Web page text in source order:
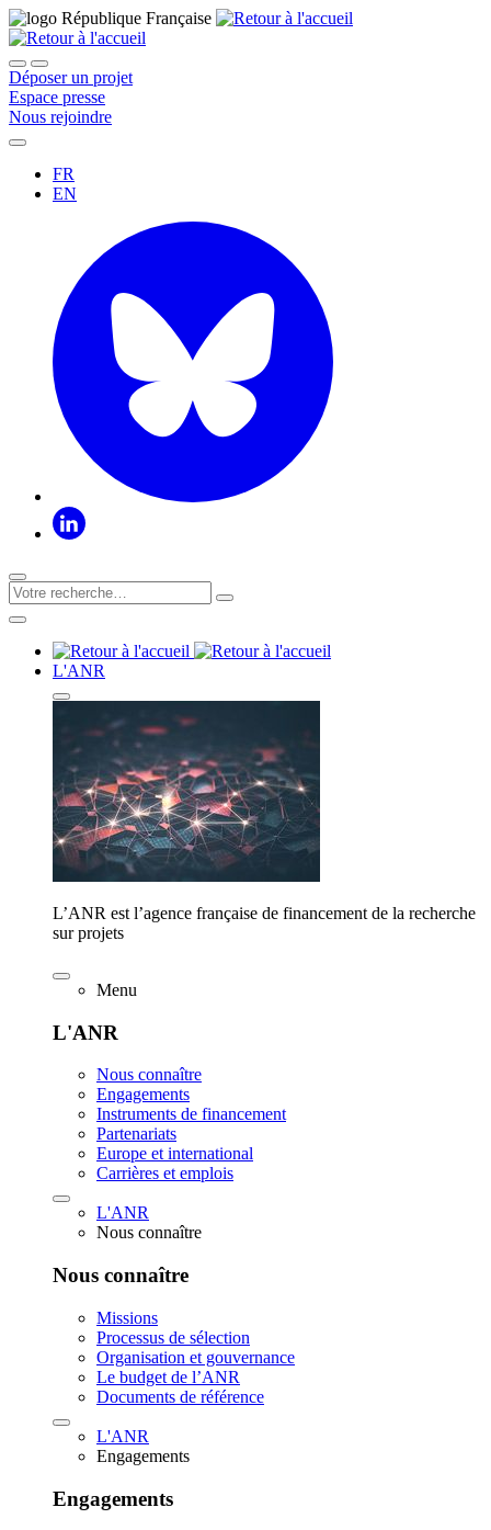
Déposer un projet
Espace presse
Nous rejoindre
FR
EN
L'ANR
L’ANR est l’agence française de financement de la recherche
sur projets
Menu
L'ANR
Nous connaître
Engagements
Instruments de financement
Partenariats
Europe et international
Carrières et emplois
L'ANR
Nous connaître
Nous connaître
Missions
Processus de sélection
Organisation et gouvernance
Le budget de l’ANR
Documents de référence
L'ANR
Engagements
Engagements